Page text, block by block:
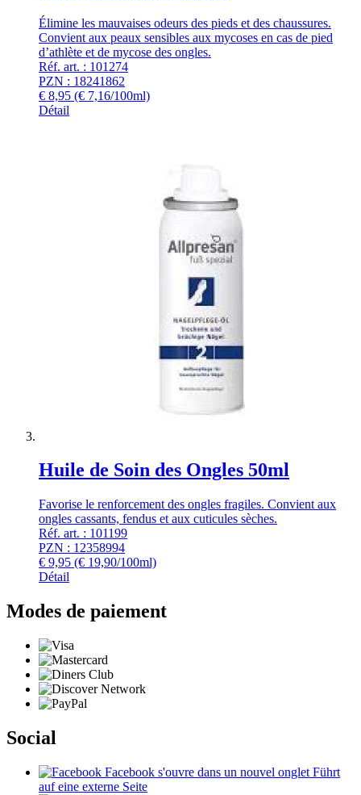
Élimine les mauvaises odeurs des pieds et des chaussures.
Convient aux peaux sensibles aux mycoses en cas de pied
d’athlète et de mycose des ongles.
Réf. art. : 101274
PZN : 18241862
€ 8,95 (€ 7,16/100ml)
Détail
Huile de Soin des Ongles 50ml
Favorise le renforcement des ongles fragiles. Convient aux
ongles cassants, fendus et aux cuticules sèches.
Réf. art. : 101199
PZN : 12358994
€ 9,95 (€ 19,90/100ml)
Détail
Modes de paiement
Social
Facebook s'ouvre dans un nouvel onglet Führt
auf eine externe Seite